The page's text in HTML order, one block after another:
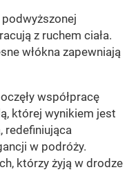
z ruchem ciała.
włókna zapewniają
współpracę
której wynikiem jest
redefiniująca
w podróży.
którzy żyją w drodze